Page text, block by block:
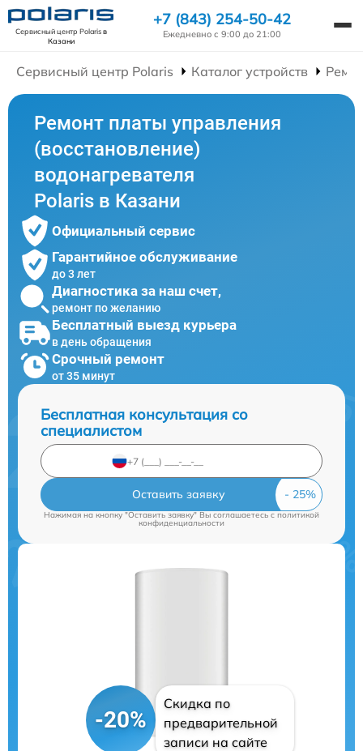
Сервисный центр Polarisв
Казани
+7 (843) 254-50-42
Ежедневно с 9:00 до 21:00
Сервисный центр Polaris Каталог устройств
Ремонт платы управления
(восстановление)
водонагревателя
Polaris в Казани
Официальный сервис
Гарантийное обслуживание
до 3 лет
Диагностика за наш счет,
ремонт по желанию
Бесплатный выезд курьера
в день обращения
Срочный ремонт
от 35 минут
Бесплатная консультация со
специалистом
Оставить заявку
Нажимая на кнопку "Оставить заявку" Вы соглашаетесь cполитикой
конфиденциальности
-20%
Скидка по
предварительной
записи на сайте